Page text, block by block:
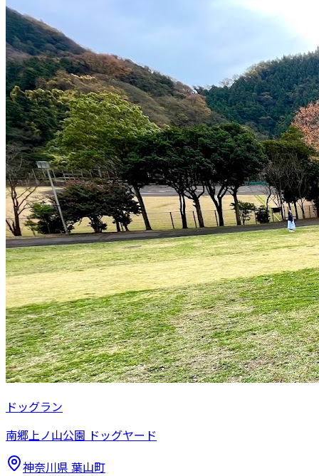
ドッグラン
南郷上ノ山公園 ドッグヤード
神奈川県 葉山町